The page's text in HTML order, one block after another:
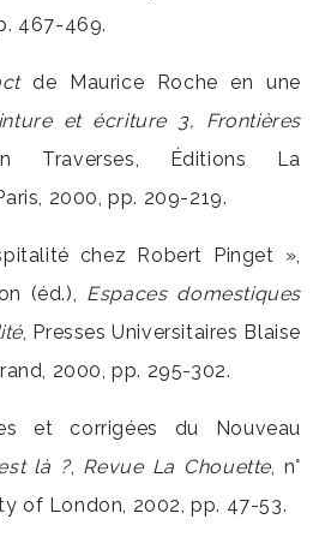
467-469.
de Maurice Roche en une
et écriture 3, Frontières
Traverses, Éditions La
2000, pp. 209-219.
chez Robert Pinget »,
(éd.), Espaces domestiques
, Presses Universitaires Blaise
2000, pp. 295-302.
et corrigées du Nouveau
là ?, Revue La Chouette, n°
of London, 2002, pp. 47-53.